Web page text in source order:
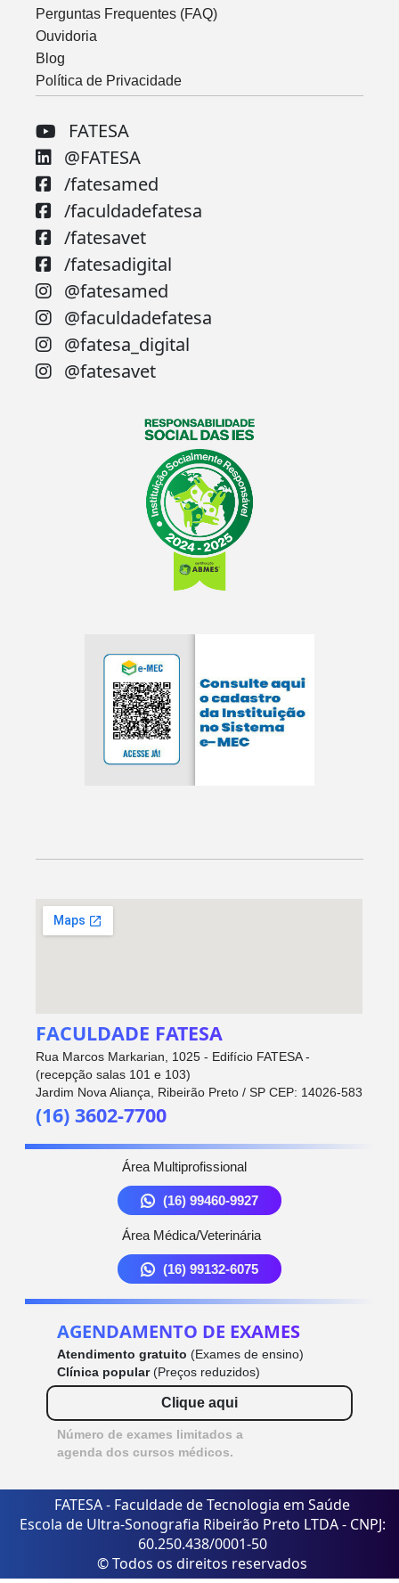
Perguntas Frequentes (FAQ)
Ouvidoria
Blog
Política de Privacidade
FATESA
@FATESA
/fatesamed
/faculdadefatesa
/fatesavet
/fatesadigital
@fatesamed
@faculdadefatesa
@fatesa_digital
@fatesavet
FACULDADE FATESA
Rua Marcos Markarian, 1025 - Edifício FATESA -
(recepção salas 101 e 103)
Jardim Nova Aliança, Ribeirão Preto / SP CEP: 14026-583
(16) 3602-7700
Área Multiprofissional
(16) 99460-9927
Área Médica/Veterinária
(16) 99132-6075
AGENDAMENTO DE EXAMES
Atendimento gratuito (Exames de ensino)
Clínica popular(Preços reduzidos)
Clique aqui
Número de exames limitados a
agenda dos cursos médicos.
FATESA - Faculdade de Tecnologia em Saúde
Escola de Ultra-Sonografia Ribeirão Preto LTDA - CNPJ:
60.250.438/0001-50
© Todos os direitos reservados